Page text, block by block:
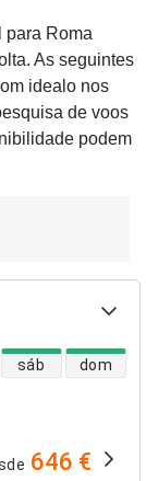
para Roma
As seguintes
idealo nos
de voos
podem
sáb dom
646 €